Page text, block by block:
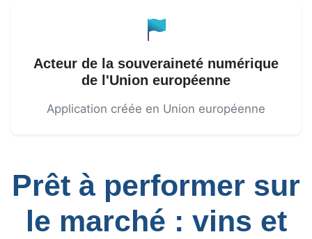
Acteur de la souveraineté numérique
de l'Union européenne
Application créée en Union européenne
Prêt à performer sur
le marché : vins et